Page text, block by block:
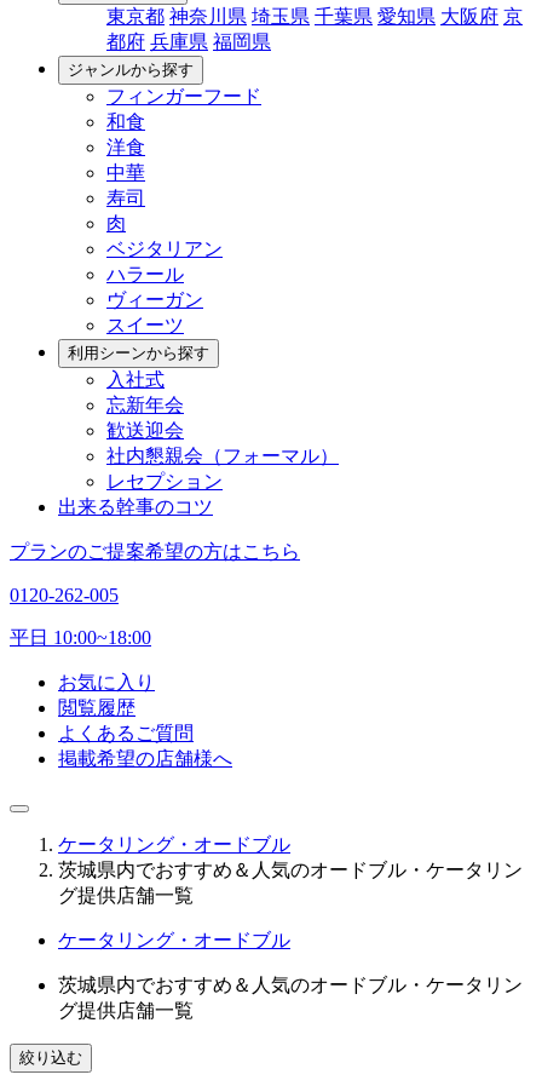
東京都 神奈川県 埼玉県 千葉県 愛知県 大阪府 京
都府 兵庫県 福岡県
ジャンルから探す
フィンガーフード
和食
洋食
中華
寿司
肉
ベジタリアン
ハラール
ヴィーガン
スイーツ
利用シーンから探す
入社式
忘新年会
歓送迎会
社内懇親会（フォーマル）
レセプション
出来る幹事のコツ
プランのご提案希望の方はこちら
0120-262-005
平日 10:00~18:00
お気に入り
閲覧履歴
よくあるご質問
掲載希望の店舗様へ
ケータリング・オードブル
茨城県内でおすすめ＆人気のオードブル・ケータリン
グ提供店舗一覧
ケータリング・オードブル
茨城県内でおすすめ＆人気のオードブル・ケータリン
グ提供店舗一覧
絞り込む